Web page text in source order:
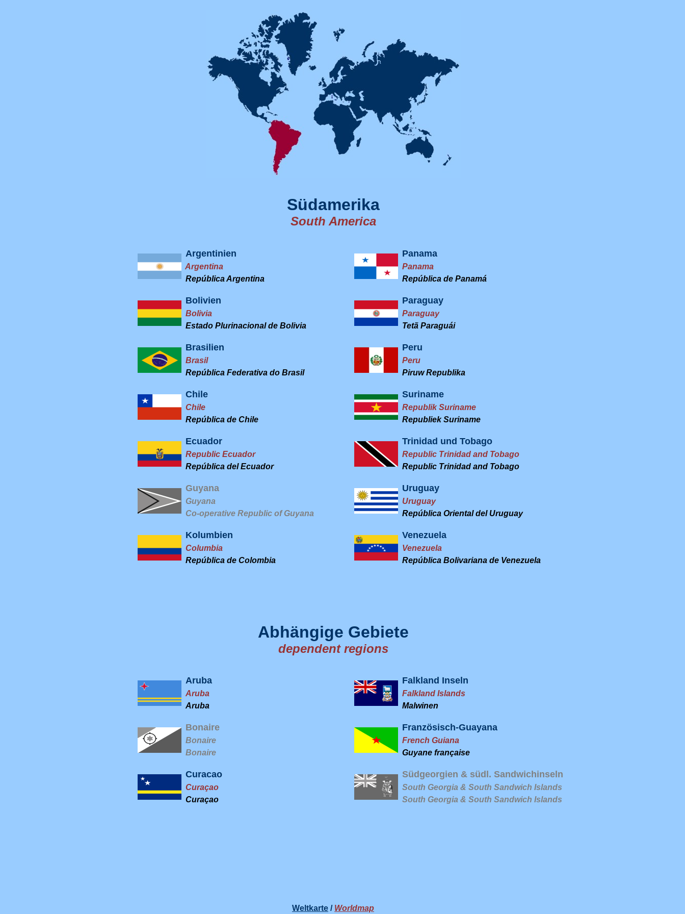
Südamerika
South America
Argentinien Panama
Argentina
Panama
República Argentina
República de Panamá
Bolivien Paraguay
Bolivia
Paraguay
Estado Plurinacional de Bolivia
Tetã Paraguái
Brasilien Peru
Brasil
Peru
República Federativa do Brasil
Piruw Republika
Chile Suriname
Chile
Republik Suriname
República de Chile
Republiek Suriname
Ecuador Trinidad und Tobago
Republic Ecuador
Republic Trinidad and Tobago
República del Ecuador
Republic Trinidad and Tobago
Guyana Uruguay
Guyana
Uruguay
Co-operative Republic of Guyana
República Oriental del Uruguay
Kolumbien Venezuela
Columbia
Venezuela
República de Colombia
República Bolivariana de Venezuela
Abhängige Gebiete
dependent regions
Aruba Falkland Inseln
Aruba
Falkland Islands
Aruba
Malwinen
Bonaire Französisch-Guayana
Bonaire
French Guiana
Bonaire
Guyane française
Curacao Südgeorgien & südl. Sandwichinseln
Curaçao
South Georgia & South Sandwich Islands
Curaçao
South Georgia & South Sandwich Islands
Weltkarte / Worldmap